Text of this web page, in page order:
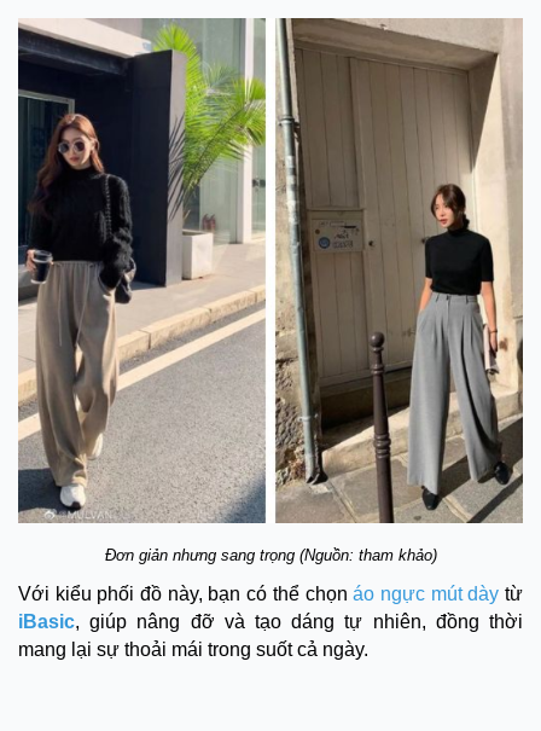
Đơn giản nhưng sang trọng (Nguồn: tham khảo)
Với kiểu phối đồ này, bạn có thể chọnáo ngực mút dày từ
iBasic, giúp nâng đỡ và tạo dáng tự nhiên, đồng thời
mang lại sự thoải mái trong suốt cả ngày.